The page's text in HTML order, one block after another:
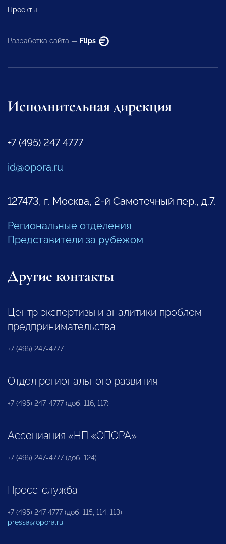
Проекты
Разработка сайта — Flips
Исполнительная дирекция
+7 (495) 247 4777
id@opora.ru
127473, г. Москва, 2-й Самотечный пер., д.7.
Региональные отделения
Представители за рубежом
Другие контакты
Центр экспертизы и аналитики проблем
предпринимательства
+7 (495) 247-4777
Отдел регионального развития
+7 (495) 247-4777 (доб. 116, 117)
Ассоциация «НП «ОПОРА»
+7 (495) 247-4777 (доб. 124)
Пресс-служба
+7 (495) 247 4777 (доб. 115, 114, 113)
pressa@opora.ru